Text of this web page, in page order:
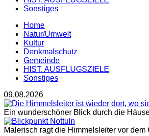
Sonstiges
Home
Natur/Umwelt
Kultur
Denkmalschutz
Gemeinde
HIST. AUSFLUGSZIELE
Sonstiges
09.08.2026
Ein wunderschöner Blick durch die
Malerisch ragt die Himmelsleiter vor